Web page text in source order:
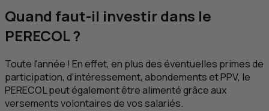
Quand faut-il investir dans le
PERECOL ?
Toute l'année ! En effet, en plus des éventuelles primes de
participation, d’intéressement, abondements etPPV, le
PERECOL peut également être alimenté grâce aux
versements volontaires de vos salariés.